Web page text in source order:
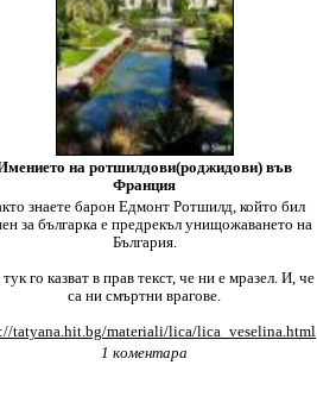
на ротшилдови(роджидови) във
Франция
знаете барон Едмонт Ротшилд, който бил
за българка е предрекъл унищожаването на
България.
го казват в прав текст, че ни е мразел. И, че
са ни смъртни врагове.
tatyana.hit.bg/materiali/lica/lica_veselina.html
1 коментара